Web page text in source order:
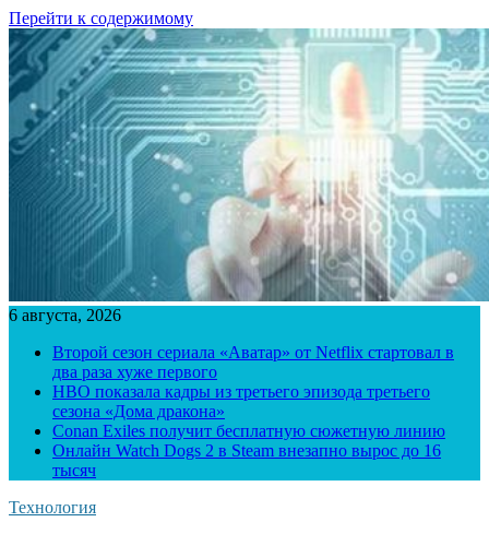
Перейти к содержимому
6 августа, 2026
Второй сезон сериала «Аватар» от Netflix стартовал в
два раза хуже первого
HBO показала кадры из третьего эпизода третьего
сезона «Дома дракона»
Conan Exiles получит бесплатную сюжетную линию
Онлайн Watch Dogs 2 в Steam внезапно вырос до 16
тысяч
Технология